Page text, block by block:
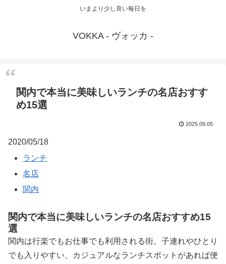
いまより少し良い毎日を
VOKKA - ヴォッカ -
関内で本当に美味しいランチの名店おすす
め15選
2025.09.05
2020/05/18
ランチ
名店
関内
関内で本当に美味しいランチの名店おすすめ15
選
関内は行楽でもお仕事でも利用される街。子連れやひとり
でも入りやすい、カジュアルなランチスポットがあれば便